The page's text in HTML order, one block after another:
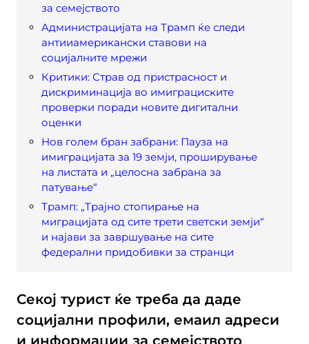
за семејството
Aдминистрацијата на Трамп ќе следи
антииамерикански ставови на
социјалните мрежи
Критики: Страв од пристрасност и
дискриминација во имиграциските
проверки поради новите дигитални
оценки
Нов голем бран забрани: Пауза на
имиграцијата за 19 земји, проширување
на листата и „целосна забрана за
патување“
Трамп: „Трајно стопирање на
миграцијата од сите трети светски земји“
и најави за завршување на сите
федерални придобивки за странци
Секој турист ќе треба да даде
социјални профили, емаил адреси
и информации за семејството